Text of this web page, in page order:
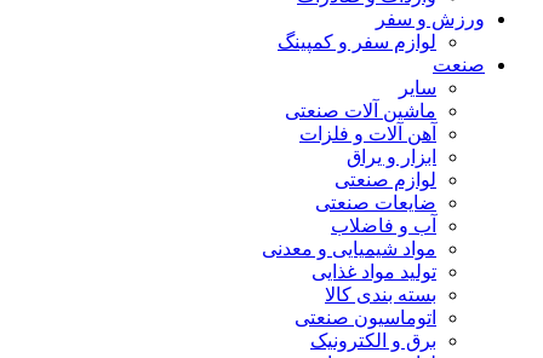
ورزش و سفر
لوازم سفر و کمپینگ
صنعت
سایر
ماشین آلات صنعتی
آهن آلات و فلزات
ابزار و یراق
لوازم صنعتی
ضایعات صنعتی
آب و فاضلاب
مواد شیمیایی و معدنی
تولید مواد غذایی
بسته بندی کالا
اتوماسیون صنعتی
برق و الکترونیک